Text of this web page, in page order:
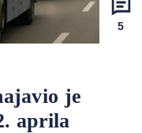
5
je
aprila